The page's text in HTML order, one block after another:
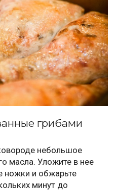
грибами
небольшое
масла. Уложите в нее
ножки и обжарьте
минут до